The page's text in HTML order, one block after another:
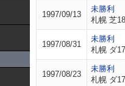
1997/09/13
未勝利
札幌 芝
1997/08/31
未勝利
札幌 ダ
1997/08/23
未勝利
札幌 ダ